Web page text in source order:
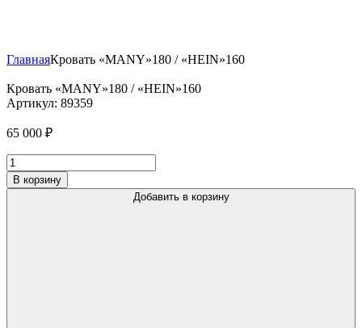
ГлавнаяКровать «MANY»180 / «HEIN»160
Кровать «MANY»180 / «HEIN»160
Артикул: 89359
65 000 ₽
Количество
товара
Кровать
В корзину
Добавить в корзину